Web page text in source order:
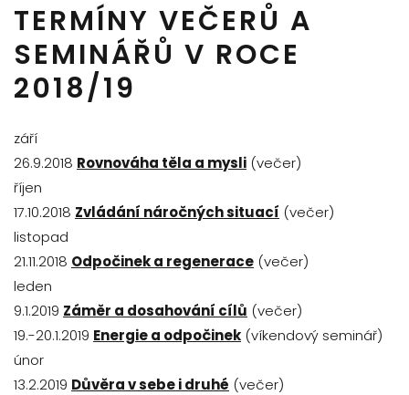
TERMÍNY VEČERŮ A
SEMINÁŘŮ V ROCE
2018/19
září
26.9.2018 Rovnováha těla a mysli (večer)
říjen
17.10.2018 Zvládání náročných situací (večer)
listopad
21.11.2018 Odpočinek a regenerace (večer)
leden
9.1.2019 Záměr a dosahování cílů (večer)
19.-20.1.2019 Energie a odpočinek (víkendový seminář)
únor
13.2.2019 Důvěra v sebe i druhé (večer)